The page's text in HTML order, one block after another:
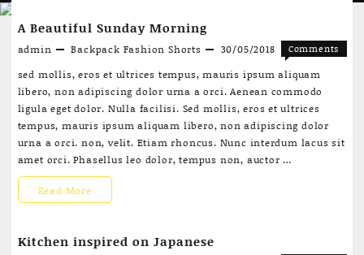
A Beautiful Sunday Morning
admin Backpack Fashion Shorts 30/05/2018
Comments
A
Beautiful
Morning
sed mollis, eros et ultrices tempus, mauris ipsum aliquam
libero, non adipiscing dolor urna a orci. Aenean commodo
ligula eget dolor. Nulla facilisi. Sed mollis, eros et ultrices
tempus, mauris ipsum aliquam libero, non adipiscing dolor
urna a orci. non, velit. Etiam rhoncus. Nunc interdum lacus sit
amet orci. Phasellus leo dolor, tempus non, auctor …
A
Sunday
Read More
Kitchen inspired on Japanese
Add to cart Add to cart